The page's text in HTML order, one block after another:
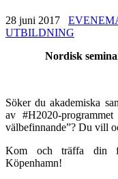
28 juni 2017
UTBILDNING
Nordisk
Söker du akademiska
av #H2020-
välbefinnande”? Du vill
Kom och träffa din
Köpenhamn!